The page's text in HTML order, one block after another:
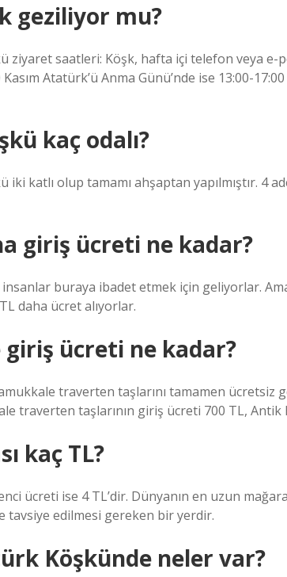
geziliyor mu?
ziyaret saatleri: Köşk, hafta içi telefon veya e-
Atatürk’ü Anma Günü’nde ise 13:00-
kaç odalı?
katlı olup tamamı ahşaptan yapılmıştır. 4
giriş ücreti ne kadar?
insanlar buraya ibadet etmek için geliyorlar.
daha ücret alıyorlar.
ücreti ne kadar?
traverten taşlarını tamamen ücretsiz
traverten taşlarının giriş ücreti 700 TL, Antik
kaç TL?
ücreti ise 4 TL’dir. Dünyanın en uzun
tavsiye edilmesi gereken bir yerdir.
Köşkünde neler var?